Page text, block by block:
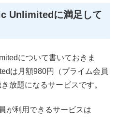
Unlimitedに満足して
について書いておきま
は月額980円（プライム会員
放題になるサービスです。
が利用できるサービスは